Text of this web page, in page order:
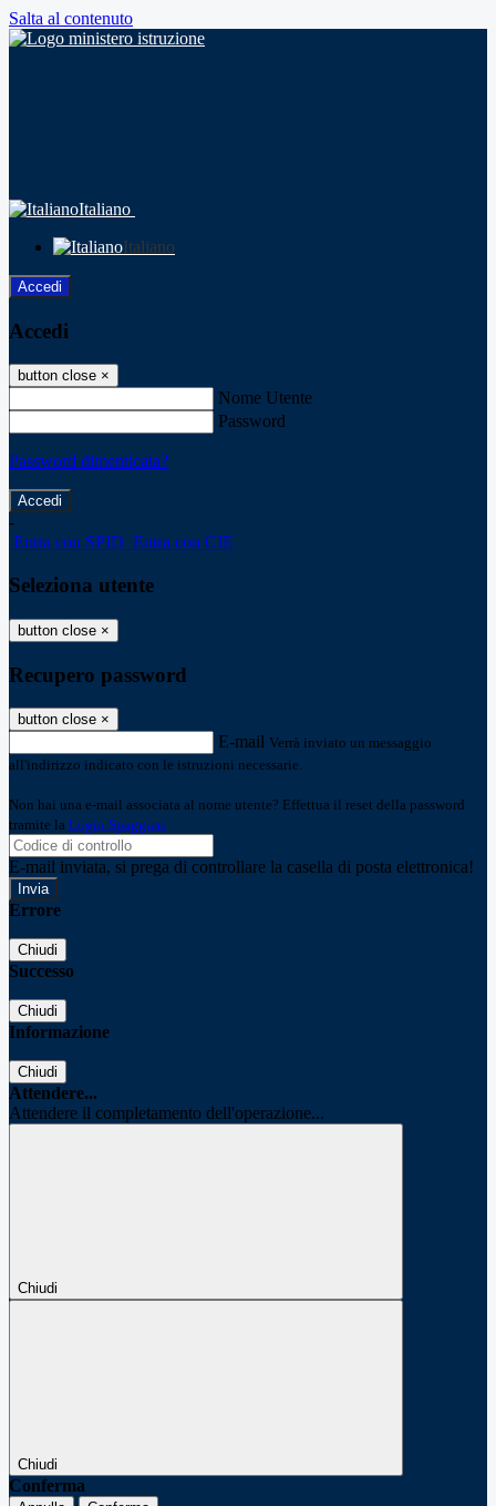
Salta al contenuto
Italiano
Italiano
Accedi
Accedi
button close ×
Nome Utente
Password
Password dimenticata?
-
Entra con SPID Entra con CIE
Seleziona utente
button close ×
Recupero password
button close ×
E-mail Verrà inviato un messaggio
all'indirizzo indicato con le istruzioni necessarie.
Non hai una e-mail associata al nome utente? Effettua il reset della password
tramite la Login Spaggiari
E-mail inviata, si prega di controllare la casella di posta elettronica!
Errore
Chiudi
Successo
Chiudi
Informazione
Chiudi
Attendere...
Attendere il completamento dell'operazione...
Chiudi
Chiudi
Conferma